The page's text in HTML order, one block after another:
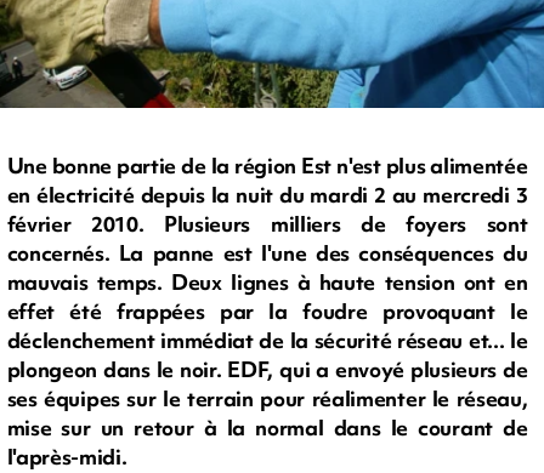
Une bonne partie de la région Est n'est plus alimentée
en électricité depuis la nuit du mardi 2 au mercredi 3
février 2010. Plusieurs milliers de foyers sont
concernés. La panne est l'une des conséquences du
mauvais temps. Deux lignes à haute tension ont en
effet été frappées par la foudre provoquant le
déclenchement immédiat de la sécurité réseau et... le
plongeon dans le noir. EDF, qui a envoyé plusieurs de
ses équipes sur le terrain pour réalimenter le réseau,
mise sur un retour à la normal dans le courant de
l'après-midi.